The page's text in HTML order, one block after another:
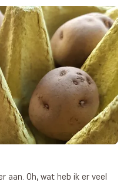
aan. Oh, wat heb ik er veel